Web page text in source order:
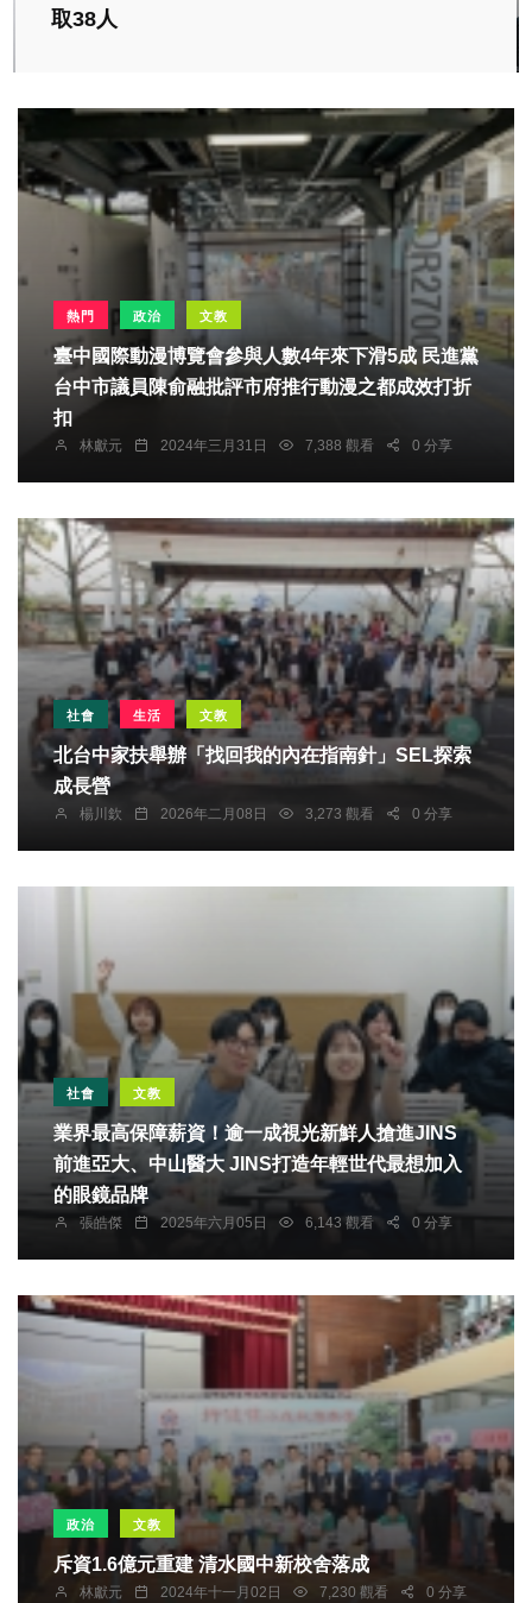
取38人
熱門 政治 文教
臺中國際動漫博覽會參與人數4年來下滑5成 民進黨
台中市議員陳俞融批評市府推行動漫之都成效打折
扣
林獻元 2024年三月31日 7,388 觀看 0 分享
社會 生活 文教
北台中家扶舉辦「找回我的內在指南針」SEL探索
成長營
楊川欽 2026年二月08日 3,273 觀看 0 分享
社會 文教
業界最高保障薪資！逾一成視光新鮮人搶進JINS
前進亞大、中山醫大 JINS打造年輕世代最想加入
的眼鏡品牌
張皓傑 2025年六月05日 6,143 觀看 0 分享
政治 文教
斥資1.6億元重建 清水國中新校舍落成
林獻元 2024年十一月02日 7,230 觀看 0 分享